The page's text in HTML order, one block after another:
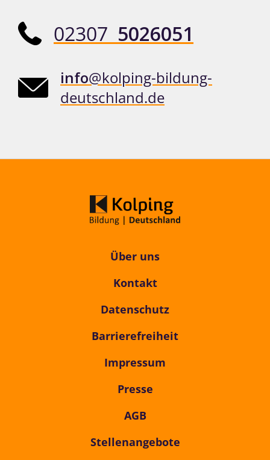
02307 5026051
info@kolping-bildung-
deutschland.de
Über uns
Kontakt
Datenschutz
Barrierefreiheit
Impressum
Presse
AGB
Stellenangebote